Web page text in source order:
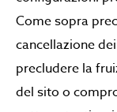
Come sopra
cancellazione
precludere la
del sito o